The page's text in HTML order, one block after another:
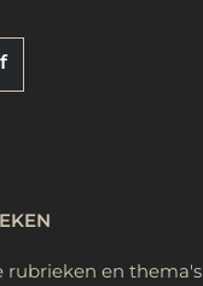
rubrieken en thema's